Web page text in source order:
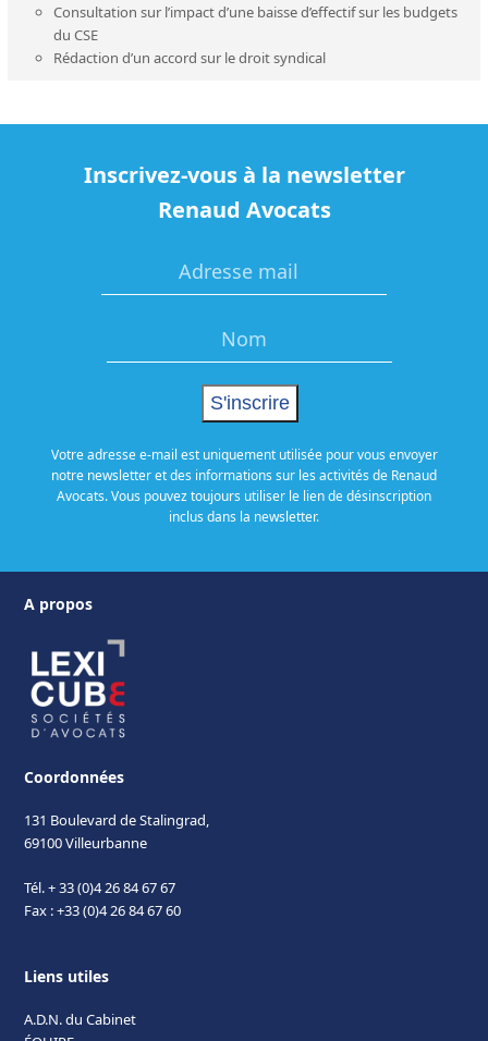
Consultation sur l’impact d’une baisse d’effectif sur les budgets
du CSE
Rédaction d’un accord sur le droit syndical
Inscrivez-vous à la newsletter
Renaud Avocats
Votre adresse e-mail est uniquement utilisée pour vous envoyer
notre newsletter et des informations sur les activités de Renaud
Avocats. Vous pouvez toujours utiliser le lien de désinscription
inclus dans la newsletter.
A propos
Coordonnées
131 Boulevard de Stalingrad,
69100 Villeurbanne
Tél. + 33 (0)4 26 84 67 67
Fax : +33 (0)4 26 84 67 60
Liens utiles
A.D.N. du Cabinet